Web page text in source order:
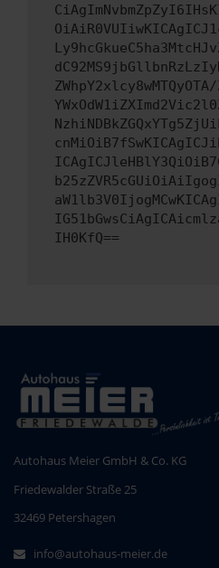
IH0KfQ==
Autohaus Meier GmbH & Co. KG
Friedewalder Straße 25
32469 Petershagen
info@autohaus-meier.de